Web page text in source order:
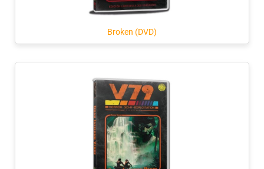
Broken (DVD)